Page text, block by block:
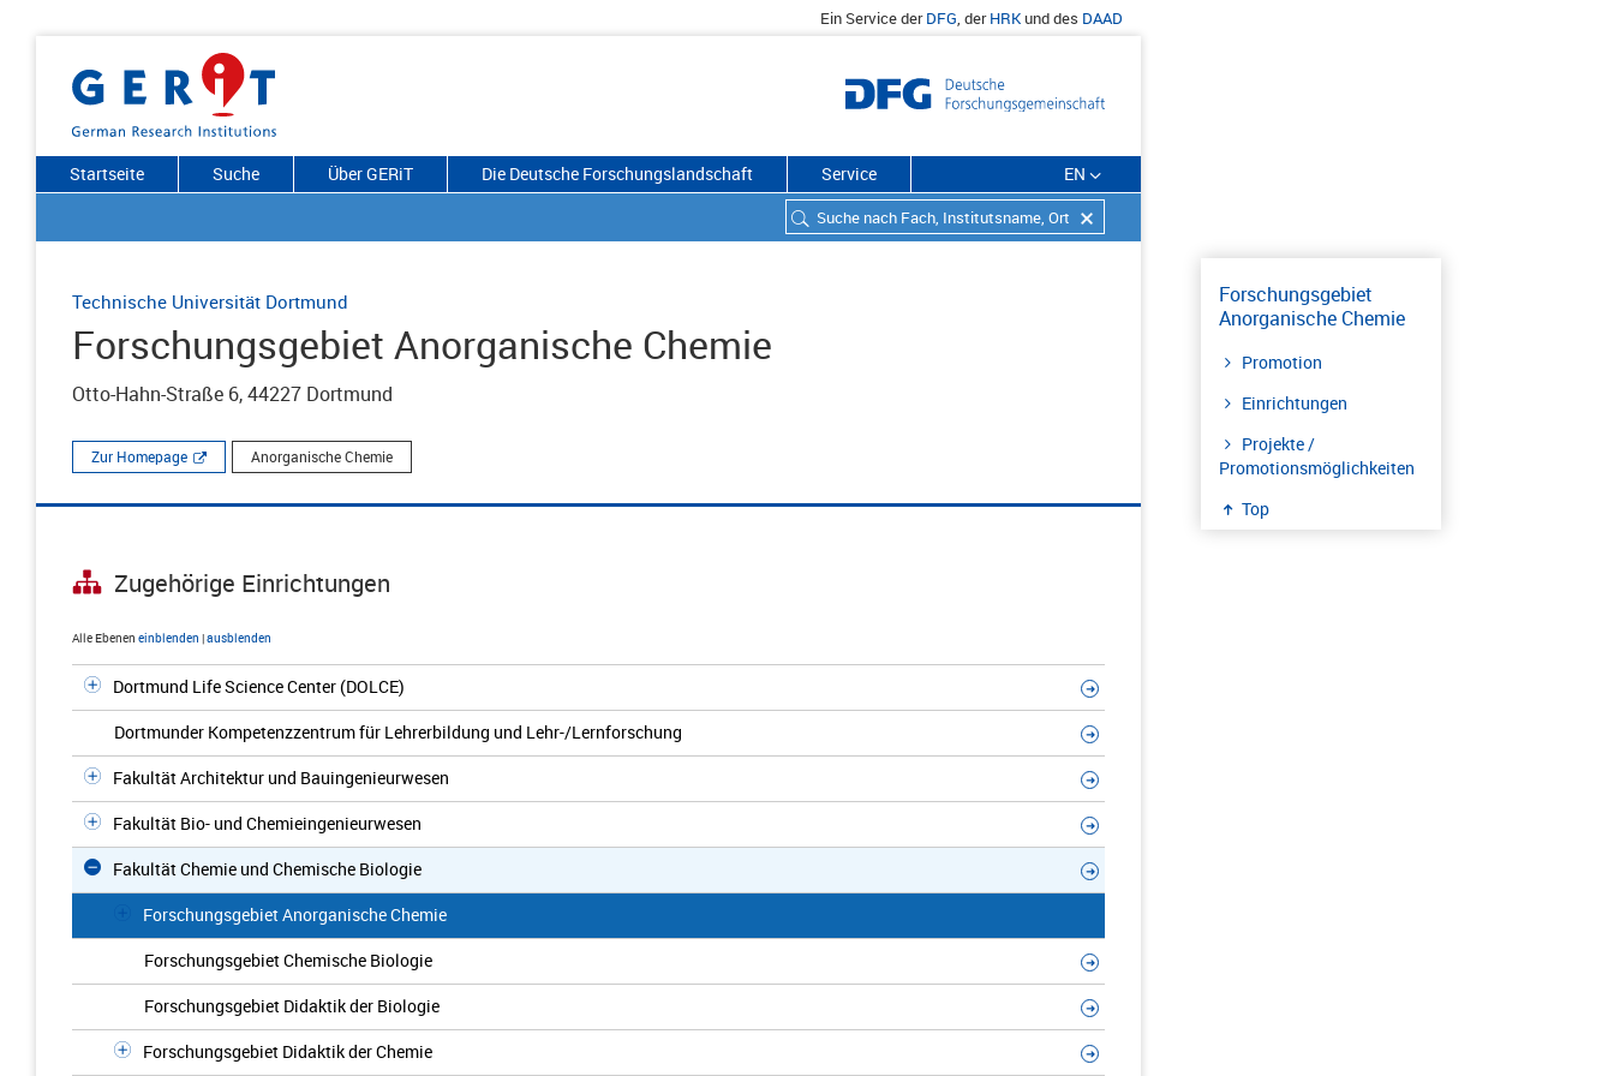
Ein Service derDFG, derHRKund des DAAD
Startseite Suche Über GERiT Die Deutsche Forschungslandschaft Service EN
Forschungsgebiet
Anorganische Chemie
Promotion
Einrichtungen
Projekte /
Promotionsmöglichkeiten
Top
Technische Universität Dortmund
Forschungsgebiet Anorganische Chemie
Otto-Hahn-Straße 6, 44227 Dortmund
Zur Homepage Anorganische Chemie
Zugehörige Einrichtungen
Alle Ebenen einblenden |ausblenden
Dortmund Life Science Center (DOLCE)
Dortmunder Kompetenzzentrum für Lehrerbildung und Lehr-/Lernforschung
Fakultät Architektur und Bauingenieurwesen
Fakultät Bio- und Chemieingenieurwesen
Fakultät Chemie und Chemische Biologie
Forschungsgebiet Anorganische Chemie
Forschungsgebiet Chemische Biologie
Forschungsgebiet Didaktik der Biologie
Forschungsgebiet Didaktik der Chemie